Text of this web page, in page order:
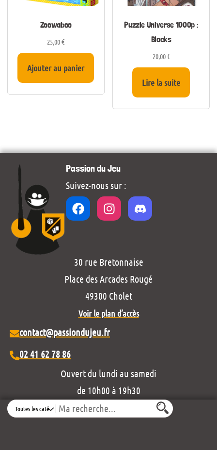
Search
Zoowaboo
25,00€
Ajouter au panier
Puzzle Universe 1000p :
Blocks
20,00€
Lire la suite
Passion du Jeu
Suivez-nous sur :
30 rue Bretonnaise
Place des Arcades Rougé
49300 Cholet
Voir le plan d’accès
contact@passiondujeu.fr
02 41 62 78 86
Ouvert du lundi au samedi
de 10h00 à 19h30
Découvrez notre projet éditorial :